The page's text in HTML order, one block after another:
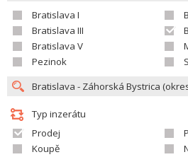
Bratislava I
Bratislava III
Bratislava V
Pezinok
Typ inzerátu
Prodej
Koupě